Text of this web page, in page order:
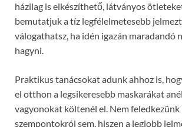
házilag is elkészíthető, látványos
bemutatjuk a tíz legfélelmetesebb
válogathatsz, ha idén igazán maradandó
hagyni.
Praktikus tanácsokat adunk ahhoz is,
el otthon a legsikeresebb maskarákat
vagyonokat költenél el. Nem feledkezünk
szempontokról sem, hiszen a legjobb